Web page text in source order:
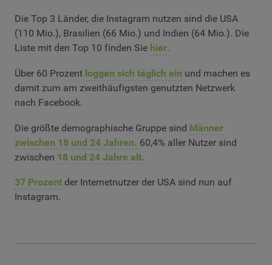
Die Top 3 Länder, die Instagram nutzen sind die USA
(110 Mio.), Brasilien (66 Mio.) und Indien (64 Mio.). Die
Liste mit den Top 10 finden Sie hier.
Über 60 Prozent loggen sich täglich ein und machen es
damit zum am zweithäufigsten genutzten Netzwerk
nach Facebook.
Die größte demographische Gruppe sind Männer
zwischen 18 und 24 Jahren. 60,4% aller Nutzer sind
zwischen 18 und 24 Jahre alt.
37 Prozent der Internetnutzer der USA sind nun auf
Instagram.